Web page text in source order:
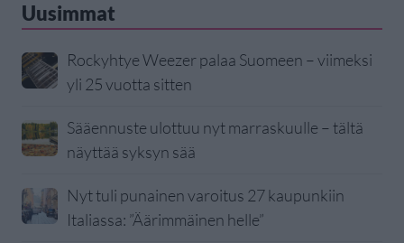
Uusimmat
Rockyhtye Weezer palaa Suomeen – viimeksi
yli 25 vuotta sitten
Sääennuste ulottuu nyt marraskuulle – tältä
näyttää syksyn sää
Nyt tuli punainen varoitus 27 kaupunkiin
Italiassa: ”Äärimmäinen helle”